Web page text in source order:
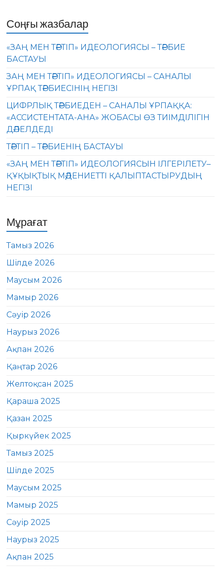
Соңғы жазбалар
«ЗАҢ МЕН ТӘРТІП» ИДЕОЛОГИЯСЫ – ТӘРБИЕ
БАСТАУЫ
ЗАҢ МЕН ТӘРТІП» ИДЕОЛОГИЯСЫ – САНАЛЫ
ҰРПАҚ ТӘРБИЕСІНІҢ НЕГІЗІ
ЦИФРЛЫҚ ТӘРБИЕДЕН – САНАЛЫ ҰРПАҚҚА:
«АССИСТЕНТАТА-АНА» ЖОБАСЫ ӨЗ ТИІМДІЛІГІН
ДӘЛЕЛДЕДІ
ТӘРТІП – ТӘРБИЕНІҢ БАСТАУЫ
«ЗАҢ МЕН ТӘРТІП» ИДЕОЛОГИЯСЫН ІЛГЕРІЛЕТУ–
ҚҰҚЫҚТЫҚ МӘДЕНИЕТТІ ҚАЛЫПТАСТЫРУДЫҢ
НЕГІЗІ
Мұрағат
Тамыз 2026
Шілде 2026
Маусым 2026
Мамыр 2026
Сәуір 2026
Наурыз 2026
Ақпан 2026
Қаңтар 2026
Желтоқсан 2025
Қараша 2025
Қазан 2025
Қыркүйек 2025
Тамыз 2025
Шілде 2025
Маусым 2025
Мамыр 2025
Сәуір 2025
Наурыз 2025
Ақпан 2025